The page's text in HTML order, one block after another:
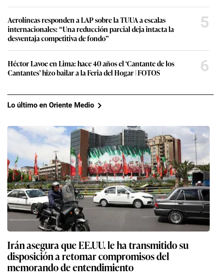
Aerolíneas responden a LAP sobre la TUUA a escalas
internacionales: “Una reducción parcial deja intacta la
desventaja competitiva de fondo”
5
Héctor Lavoe en Lima: hace 40 años el ‘Cantante de los
Cantantes’ hizo bailar a la Feria del Hogar | FOTOS
6
Lo último en Oriente Medio
Irán asegura que EE.UU. le ha transmitido su
disposición a retomar compromisos del
memorando de entendimiento